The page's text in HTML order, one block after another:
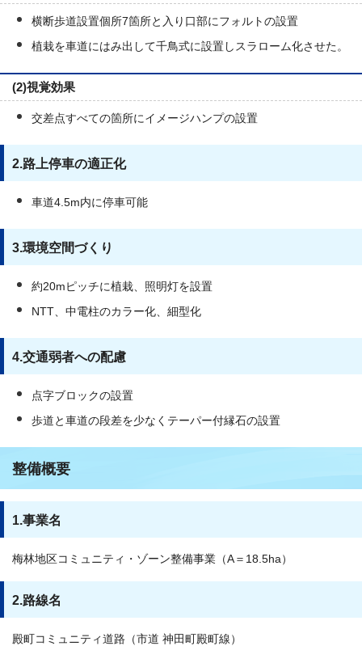
横断歩道設置個所7箇所と入り口部にフォルトの設置
植栽を車道にはみ出して千鳥式に設置しスラローム化させた。
(2)視覚効果
交差点すべての箇所にイメージハンプの設置
2.路上停車の適正化
車道4.5m内に停車可能
3.環境空間づくり
約20mピッチに植栽、照明灯を設置
NTT、中電柱のカラー化、細型化
4.交通弱者への配慮
点字ブロックの設置
歩道と車道の段差を少なくテーパー付縁石の設置
整備概要
1.事業名
梅林地区コミュニティ・ゾーン整備事業（A＝18.5ha）
2.路線名
殿町コミュニティ道路（市道 神田町殿町線）